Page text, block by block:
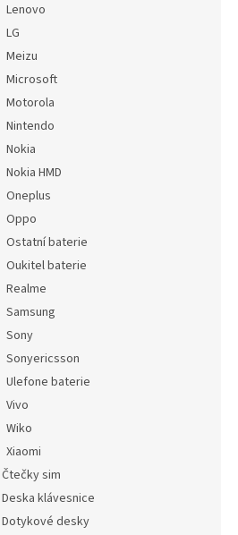
Lenovo
LG
Meizu
Microsoft
Motorola
Nintendo
Nokia
Nokia HMD
Oneplus
Oppo
Ostatní baterie
Oukitel baterie
Realme
Samsung
Sony
Sonyericsson
Ulefone baterie
Vivo
Wiko
Xiaomi
Čtečky sim
Deska klávesnice
Dotykové desky